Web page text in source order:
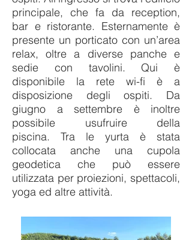
principale, che fa da reception,
bar e ristorante. Esternamente è
presente un porticato con un’area
relax, oltre a diverse panche e
sedie con tavolini. Qui è
disponibile la rete wi-fi è a
disposizione degli ospiti. Da
giugno a settembre è inoltre
possibile usufruire della
piscina. Tra le yurta è stata
collocata anche una cupola
geodetica che può essere
utilizzata per proiezioni, spettacoli,
yoga ed altre attività.